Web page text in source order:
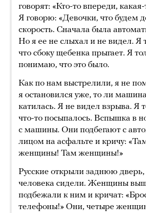
говорят: «Кто-то впереди,
Я говорю: «Девочки, что будем
скорость. Сначала была
Но я ее не слыхал и не видел. Я
что сбоку щебенка прыгает. Я
понимаю, что это было.
Как по нам выстрелили, я не
я остановился уже, то ли
катилась. Я не видел взрыва. Я
что-то посыпалось. Вспышка в
с машины. Они подбегают с
лицом на асфальте и кричу:
женщины! Там женщины!»
Русские открыли заднюю
человека сидели. Женщины
подбежали к ним и кричат:
телефоны!» Они, четыре